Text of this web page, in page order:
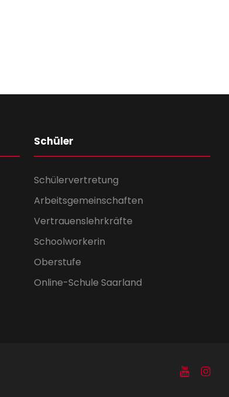
Schüler
Schülervertretung
Arbeitsgemeinschaften
Vertrauenslehrkräfte
Schoolworkerin
Oberstufe
Online-Schule Saarland